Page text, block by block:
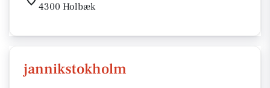
4300 Holbæk
jannikstokholm